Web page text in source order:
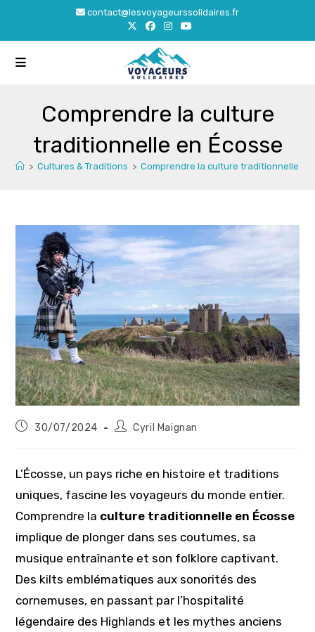
content
contact@lesvoyageurssolidaires.fr
Comprendre la culture
traditionnelle en Écosse
> Cultures & Traditions > Comprendre la culture traditionnelle en
Publication
30/07/2024
Auteur/autrice
Cyril Maignan
L’Écosse, un pays riche en histoire et traditions
uniques, fascine les voyageurs du monde entier.
Comprendre la culture traditionnelle en Écosse
implique de plonger dans ses coutumes, sa
musique entraînante et son folklore captivant.
Des kilts emblématiques aux sonorités des
cornemuses, en passant par l’hospitalité
légendaire des Highlands et les mythes anciens